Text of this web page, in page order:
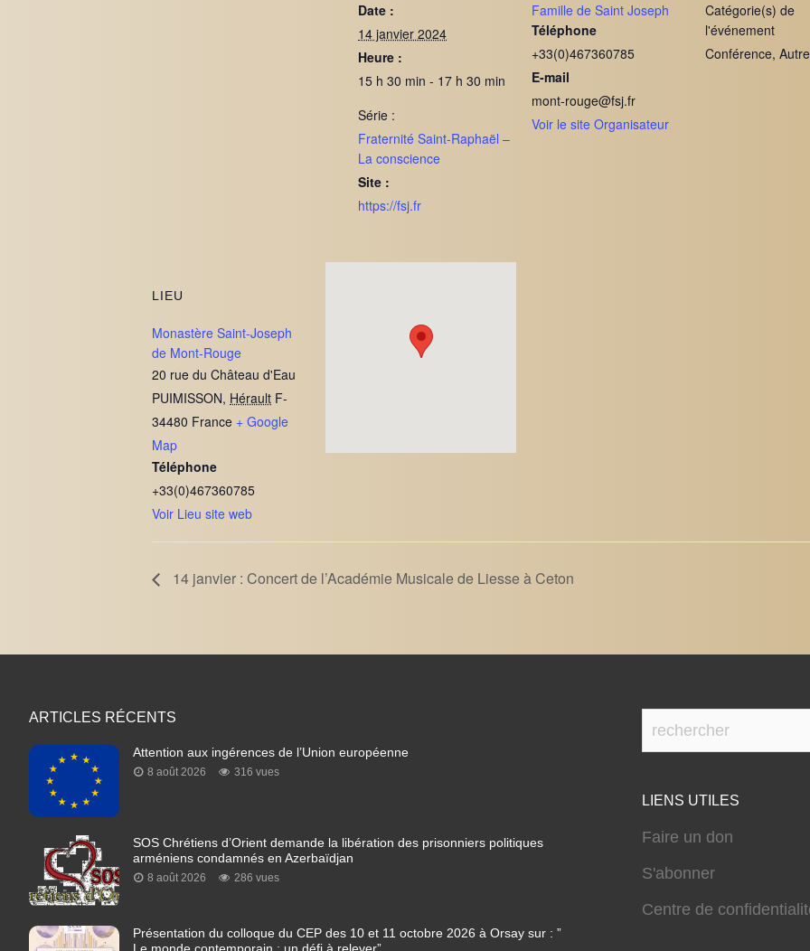
Date :
14 janvier 2024
Heure :
15 h 30 min - 17 h 30 min
Série :
Fraternité Saint-Raphaël –
La conscience
Site :
https://fsj.fr
Famille de Saint Joseph
Téléphone
+33(0)467360785
E-mail
mont-rouge@fsj.fr
Voir le site Organisateur
Catégorie(s) de
l'événement
Conférence,
LIEU
Monastère Saint-Joseph
de Mont-Rouge
20 rue du Château d'Eau
PUIMISSON, Hérault F-
34480 France + Google
Map
Téléphone
+33(0)467360785
Voir Lieu site web
14 janvier : Concert de l’Académie Musicale de Liesse à Ceton
ARTICLES RÉCENTS
Attention aux ingérences de l’Union européenne
8 août 2026 316 vues
SOS Chrétiens d’Orient demande la libération des prisonniers politiques
arméniens condamnés en Azerbaïdjan
8 août 2026 286 vues
Présentation du colloque du CEP des 10 et 11 octobre 2026 à Orsay sur : ”
LIENS UTILES
Faire un don
S'abonner
Centre de